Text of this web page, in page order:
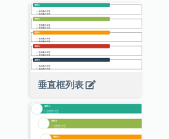
垂直框列表